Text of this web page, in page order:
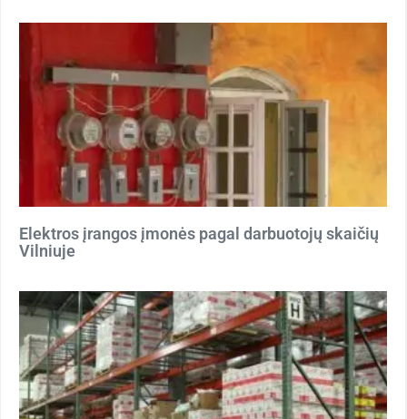
Elektros įrangos įmonės pagal darbuotojų skaičių
Vilniuje